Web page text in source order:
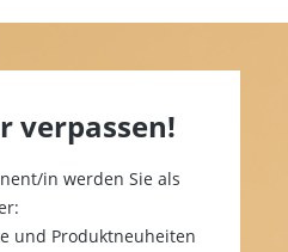
verpassen!
in werden Sie als
und Produktneuheiten